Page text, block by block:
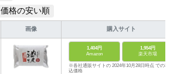
価格の安い順
画像 購入サイト
1,404円
Amazon
1,954円
楽天市場
※各社通販サイトの 2024年10月28日時点 での税
込価格